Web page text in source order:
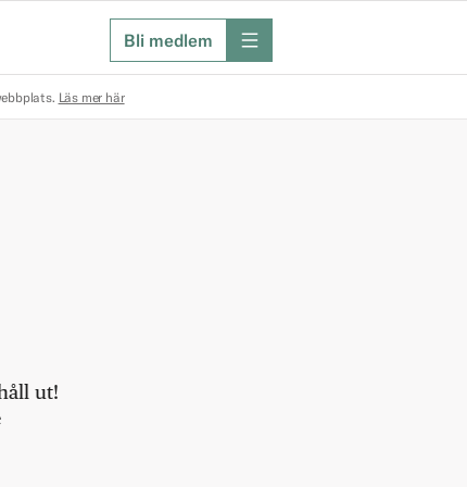
Bli medlem meny
Läs mer här
ut!